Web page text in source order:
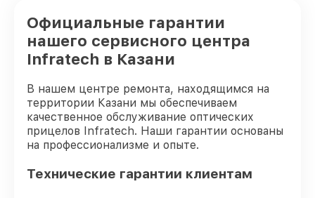
Официальные гарантии
нашего сервисного центра
Infratech в Казани
В нашем центре ремонта, находящимся на
территории Казани мы обеспечиваем
качественное обслуживание оптических
прицелов Infratech. Наши гарантии основаны
на профессионализме и опыте.
Технические гарантии клиентам